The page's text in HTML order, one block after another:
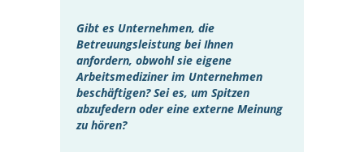
Gibt es Unternehmen, die
Betreuungsleistung bei Ihnen
anfordern, obwohl sie eigene
Arbeitsmediziner im Unternehmen
beschäftigen? Sei es, um Spitzen
abzufedern oder eine externe Meinung
zu hören?